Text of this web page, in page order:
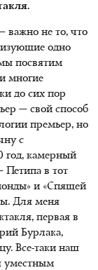
важно не то, что
одно
посвятим
многие
до сих пор
— свой способ
премьер, но
с
год, камерный
Петипа в тот
и «Спящей
Для меня
первая в
Бурлака,
Все-таки наш
уместным